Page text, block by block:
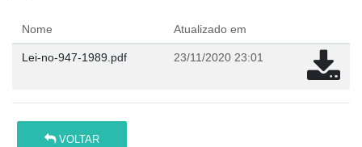
Nome Atualizado em
Lei-no-947-1989.pdf 23/11/2020 23:01
VOLTAR